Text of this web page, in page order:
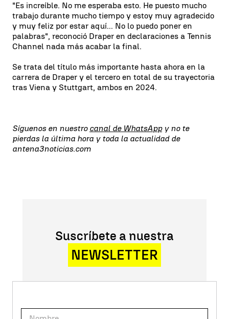
"Es increíble. No me esperaba esto. He puesto mucho
trabajo durante mucho tiempo y estoy muy agradecido
y muy feliz por estar aquí... No lo puedo poner en
palabras", reconoció Draper en declaraciones a Tennis
Channel nada más acabar la final.
Se trata del título más importante hasta ahora en la
carrera de Draper y el tercero en total de su trayectoria
tras Viena y Stuttgart, ambos en 2024.
Síguenos en nuestro canal de WhatsAppy no te
pierdas la última hora y toda la actualidad de
antena3noticias.com
Suscríbete a nuestra
NEWSLETTER